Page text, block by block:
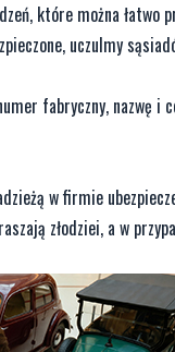
które można łatwo
uczulmy
fabryczny, nazwę i
w firmie
złodziei, a w